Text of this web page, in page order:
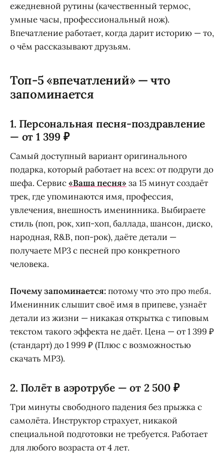
ежедневной рутины (качественный термос,
умные часы, профессиональный нож).
Впечатление работает, когда дарит историю — то,
о чём рассказывают друзьям.
Топ-5 «впечатлений» — что
запоминается
1. Персональная песня-поздравление
— от 1 399 ₽
Самый доступный вариант оригинального
подарка, который работает на всех: от подруги до
шефа. Сервис«Ваша песня» за 15 минут создаёт
трек, где упоминаются имя, профессия,
увлечения, внешность именинника. Выбираете
стиль (поп, рок, хип-хоп, баллада, шансон, диско,
народная, R&B, поп-рок), даёте детали —
получаете MP3 с песней про конкретного
человека.
Почему запоминается:потому что это протебя.
Именинник слышит своё имя в припеве, узнаёт
детали из жизни — никакая открытка с типовым
текстом такого эффекта не даёт. Цена — от 1 399 ₽
(стандарт) до 1 999 ₽ (Плюс с возможностью
скачать MP3).
2. Полёт в аэротрубе — от 2 500 ₽
Три минуты свободного падения без прыжка с
самолёта. Инструктор страхует, никакой
специальной подготовки не требуется. Работает
для любого возраста от 4 лет.